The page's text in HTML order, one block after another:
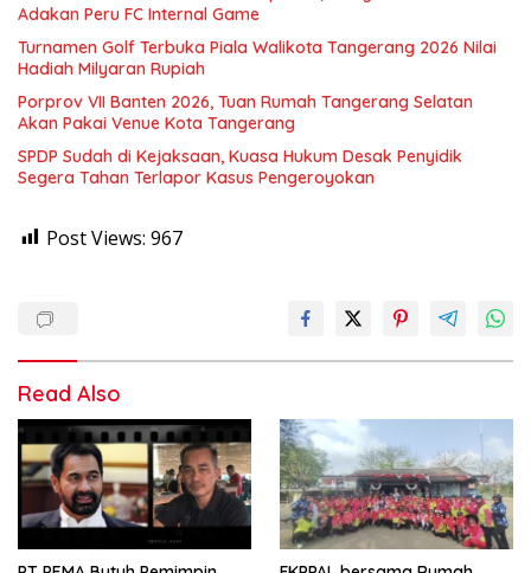
Adakan Peru FC Internal Game
Turnamen Golf Terbuka Piala Walikota Tangerang 2026 Nilai
Hadiah Milyaran Rupiah
Porprov VII Banten 2026, Tuan Rumah Tangerang Selatan
Akan Pakai Venue Kota Tangerang
SPDP Sudah di Kejaksaan, Kuasa Hukum Desak Penyidik
Segera Tahan Terlapor Kasus Pengeroyokan
Post Views: 967
Read Also